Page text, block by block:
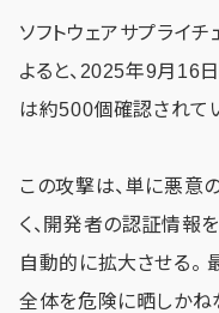
ソフトウェアサプライ
よると、2025年9月16
は約500個確認されてい
この攻撃は、単に悪意
く、開発者の認証情報
自動的に拡大させる。
全体を危険に晒しかね